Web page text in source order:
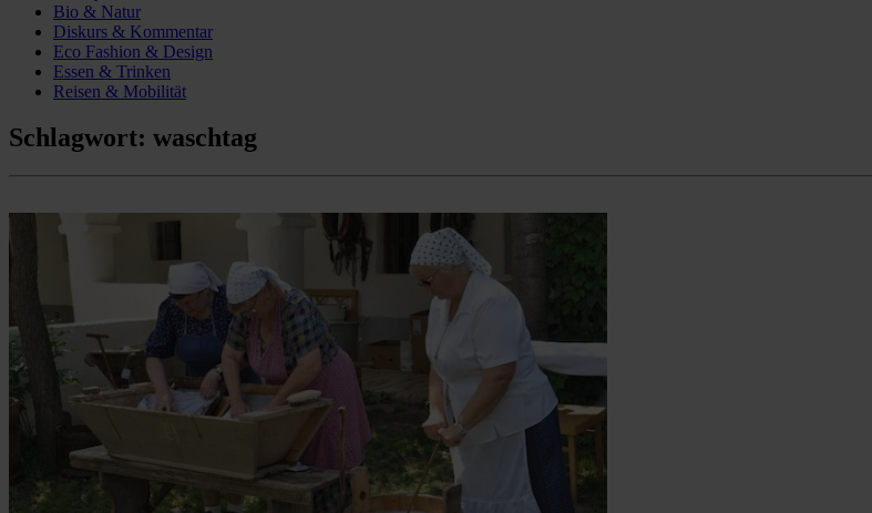
Bio & Natur
Diskurs & Kommentar
Eco Fashion & Design
Essen & Trinken
Reisen & Mobilität
Schlagwort: waschtag